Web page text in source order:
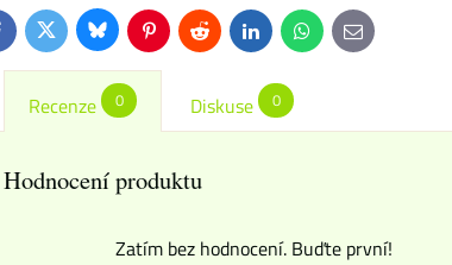
TwitterBlueskyPinterestReddit LinkedInWhatsApp
E-
mail
Recenze 0 Diskuse 0
Hodnocení produktu
Zatím bez hodnocení. Buďte první!